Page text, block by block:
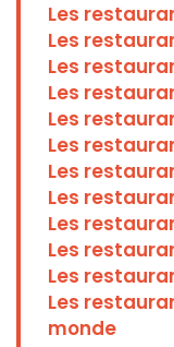
Les
Les
Les
Les
Les
Les
Les
Les
Les
Les
Les
Les
monde